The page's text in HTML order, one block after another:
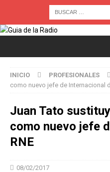
INICIO PROFESIONALES
como nuevo jefe de Internacional
Juan Tato
como nuevo jefe
RNE
08/02/2017